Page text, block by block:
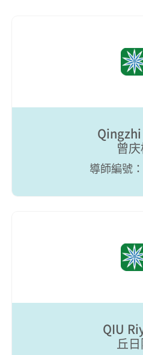
曾
導師編號
QIU
丘